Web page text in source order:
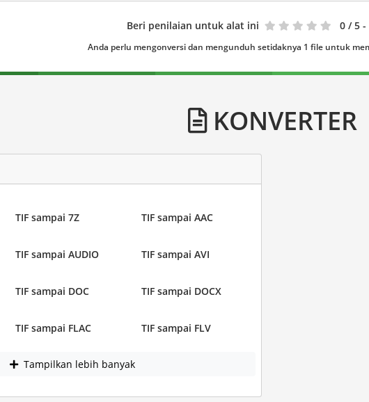
Beri penilaian untuk alat ini 0 / 5 -
Anda perlu mengonversi dan mengunduh setidaknya 1 file untuk
KONVERTER
TIF sampai 7Z TIF sampai AAC
TIF sampai AUDIO TIF sampai AVI
TIF sampai DOC TIF sampai DOCX
TIF sampai FLAC TIF sampai FLV
Tampilkan lebih banyak